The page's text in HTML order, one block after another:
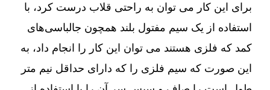
برای این کار می توان به راحتی قلاب درست کرد، با
استفاده از یک سیم مفتول بلند همچون جالباسی‌های
کمد که فلزی هستند می توان این کار را انجام داد، به
این صورت که سیم فلزی را که دارای حداقل نیم متر